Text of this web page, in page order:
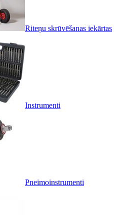
Riteņu skrūvēšanas iekārtas
Instrumenti
Pneimoinstrumenti